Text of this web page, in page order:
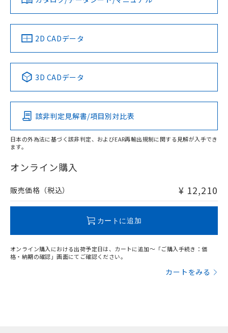
タイムチャート
以上、n: 70mm以上
検出領域
ソフトウェアの使用条件
中国 RoHS 注意事項・凡例
Pb Hg Cd Cr(VI)
O
在庫等で未対応品が混在する可能性があります。
問い合わせください。
LR型式承認
（イギリス
船舶規格）
DNV型式承認
（ノルウェー
BV型式承認
（フランス
KR型式
（韓国
No No No No
この製品の規格認証/適合状況ページへ
その他の認証はこちらのページからご検索ください
2D CADデータ
3D CADデータ
該非判定見解書/項目別対比表
日本の外為法に基づく該非判定、およびEAR再輸出規制に関する見解が入手でき
ます。
オンライン購入
販売価格（税込） ¥ 12,210
カートに追加
オンライン購入における出荷予定日は、カートに追加～「ご購入手続き：価
格・納期の確認」画面にてご確認ください。
カートをみる